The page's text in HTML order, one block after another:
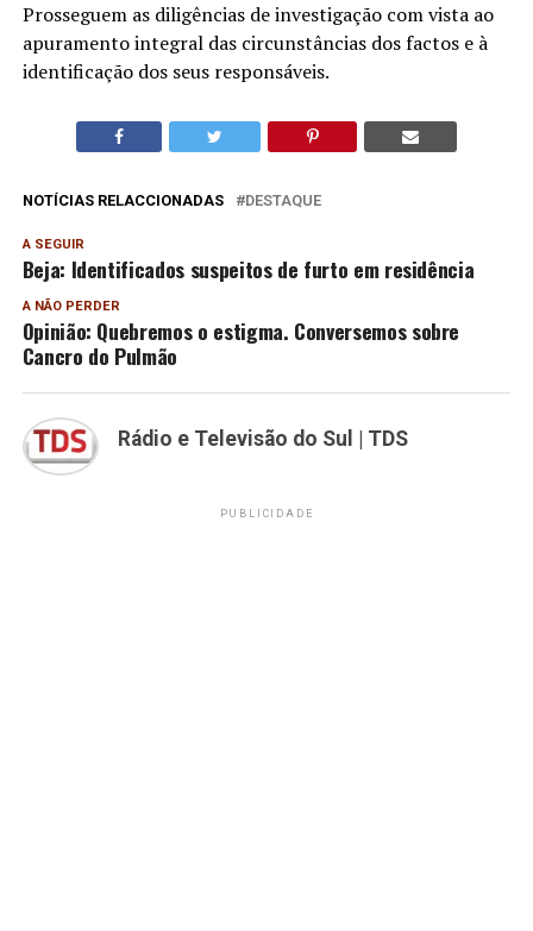
Prosseguem as diligências de investigação com vista ao
apuramento integral das circunstâncias dos factos e à
identificação dos seus responsáveis.
NOTÍCIAS RELACCIONADAS DESTAQUE
A SEGUIR
Beja: Identificados suspeitos de furto em residência
A NÃO PERDER
Opinião: Quebremos o estigma. Conversemos sobre
Cancro do Pulmão
Rádio e Televisão do Sul | TDS
PUBLICIDADE